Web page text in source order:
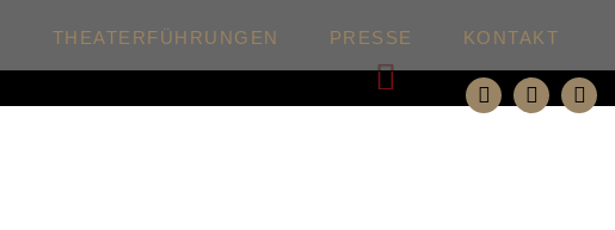
THEATERFÜHRUNGEN PRESSE KONTAKT
Weiter